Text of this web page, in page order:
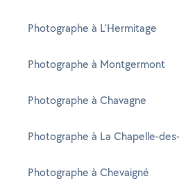
Photographe à L'Hermitage
Photographe à Montgermont
Photographe à Chavagne
Photographe à La Chapelle-
Photographe à Chevaigné